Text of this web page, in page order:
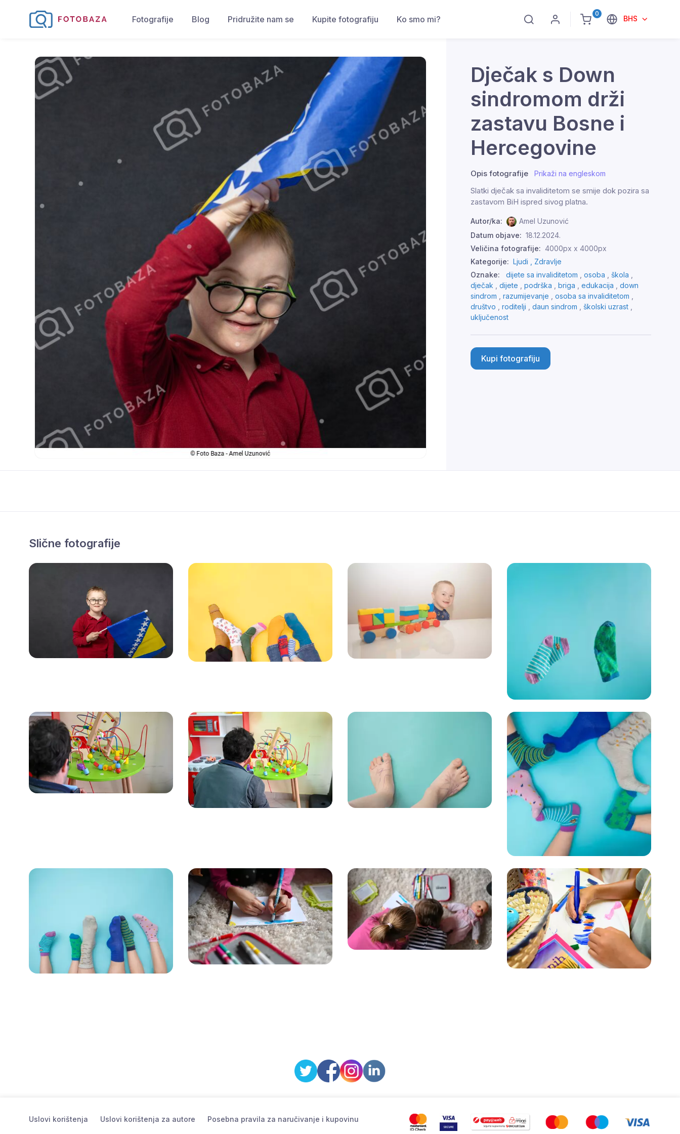
0
BHS
Fotografije Blog Pridružite nam se Kupite fotografiju Ko smo mi?
Dječak s Down
sindromom drži
zastavu Bosne i
Hercegovine
Opis fotografije Prikaži na engleskom
Slatki dječak sa invaliditetom se smije dok pozira sa
zastavom BiH ispred sivog platna.
Autor/ka:
Amel Uzunović
Datum objave: 18.12.2024.
Veličina fotografije: 4000px x 4000px
Kategorije: Ljudi , Zdravlje
Oznake:
dijete sa invaliditetom , osoba , škola ,
dječak , dijete , podrška , briga , edukacija , down
sindrom , razumijevanje , osoba sa invaliditetom ,
društvo , roditelji , daun sindrom , školski uzrast ,
uključenost
Kupi fotografiju
Slične fotografije
Uslovi korištenja Uslovi korištenja za autore Posebna pravila za naručivanje i kupovinu